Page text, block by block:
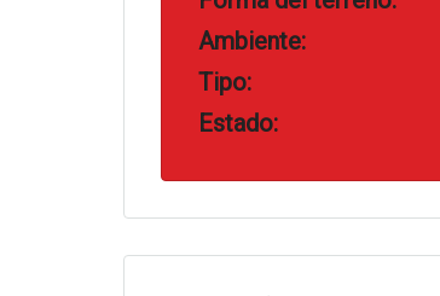
Ambiente:
Tipo:
Estado: